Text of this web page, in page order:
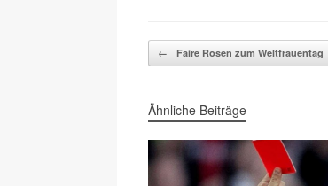
Beitragsnavigation
← Faire Rosen zum Weltfrauentag
Ähnliche Beiträge